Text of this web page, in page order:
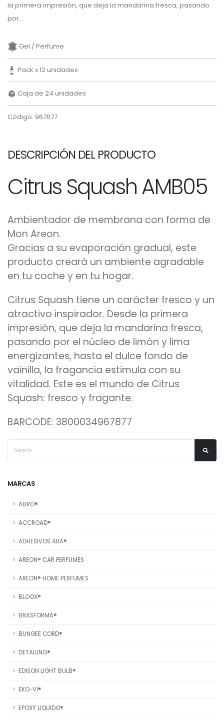
MARCAS
ABRO®
ACCROAD®
ADHESIVOS ARA®
AREON® CAR PERFUMES
AREON® HOME PERFUMES
BLOOX®
BRASFORMA®
BUNGEE CORD®
DETAILING®
EDISON LIGHT BULB®
EKO-VI®
EPOXY LIQUIDO®
la primera impresión, que deja la mandarina fresca, pasando
por...
Gel / Perfume
Pack x 12 unidades
Caja de 24 unidades
Código: 967877
DESCRIPCIÓN DEL PRODUCTO
Citrus Squash AMB05
Ambientador de membrana con forma de
Mon Areon.
Gracias a su evaporación gradual, este
producto creará un ambiente agradable
en tu coche y en tu hogar.
Citrus Squash tiene un carácter fresco y un
atractivo inspirador. Desde la primera
impresión, que deja la mandarina fresca,
pasando por el núcleo de limón y lima
energizantes, hasta el dulce fondo de
vainilla, la fragancia estimula con su
vitalidad. Este es el mundo de Citrus
Squash: fresco y fragante.
BARCODE: 3800034967877